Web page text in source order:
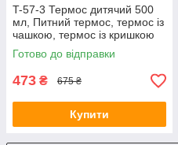
T-57-3 Термос дитячий 500
мл, Питний термос, термос із
чашкою, термос із кришкою
Готово до відправки
473 ₴ 675 ₴
Купити